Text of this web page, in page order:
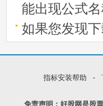
能出现公式
如果您发现
指标安装帮助 -
免责声明：好股网是股